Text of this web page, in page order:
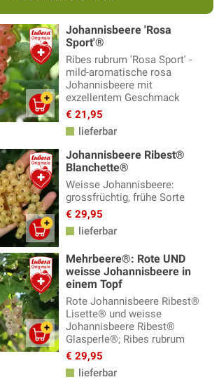
Zwerg-Johannisbeere(4)
Johannisbeere 'Rosa
Sport'®
Ribes rubrum 'Rosa Sport' -
mild-aromatische rosa
Johannisbeere mit
exzellentem Geschmack
€ 21,95
lieferbar
Johannisbeere Ribest®
Blanchette®
Weisse Johannisbeere:
grossfrüchtig, frühe Sorte
€ 29,95
lieferbar
Mehrbeere®: Rote UND
weisse Johannisbeere in
einem Topf
Rote Johannisbeere Ribest®
Lisette® und weisse
Johannisbeere Ribest®
Glasperle®; Ribes rubrum
€ 29,95
lieferbar